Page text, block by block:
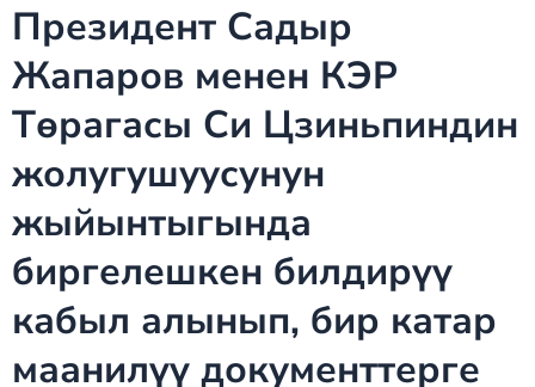
Президент Садыр
Жапаров менен КЭР
Төрагасы Си Цзиньпиндин
жолугушуусунун
жыйынтыгында
биргелешкен билдирүү
кабыл алынып, бир катар
маанилүү документтерге